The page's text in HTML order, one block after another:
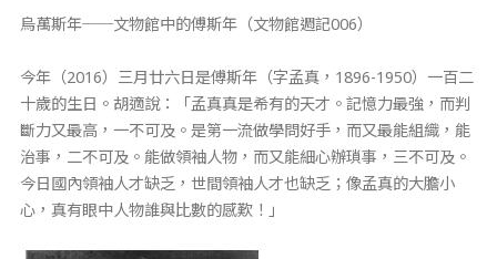
烏萬斯年──文物館中的傅斯年（文物館週記006）
今年（2016）三月廿六日是傅斯年（字孟真，1896-1950）一百二
十歲的生日。胡適說：「孟真真是希有的天才。記憶力最強，而判
斷力又最高，一不可及。是第一流做學問好手，而又最能組織，能
治事，二不可及。能做領袖人物，而又能細心辦瑣事，三不可及。
今日國內領袖人才缺乏，世間領袖人才也缺乏；像孟真的大膽小
心，真有眼中人物誰與比數的感歎！」